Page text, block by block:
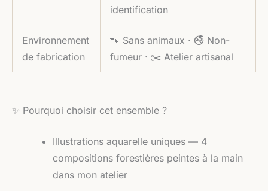
identification
Environnement
de fabrication
🐾 Sans animaux · 🚭 Non-
fumeur · ✂️ Atelier artisanal
✨ Pourquoi choisir cet ensemble ?
Illustrations aquarelle uniques — 4
compositions forestières peintes à la main
dans mon atelier